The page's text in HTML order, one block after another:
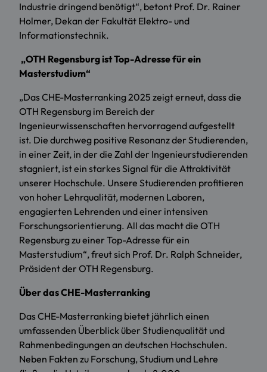
Industrie dringend benötigt“, betont Prof. Dr. Rainer
Holmer, Dekan der Fakultät Elektro- und
Informationstechnik.
„OTH Regensburg ist Top-Adresse für ein
Masterstudium“
„Das CHE-Masterranking 2025 zeigt erneut, dass die
OTH Regensburg im Bereich der
Ingenieurwissenschaften hervorragend aufgestellt
ist. Die durchweg positive Resonanz der Studierenden,
in einer Zeit, in der die Zahl der Ingenieurstudierenden
stagniert, ist ein starkes Signal für die Attraktivität
unserer Hochschule. Unsere Studierenden profitieren
von hoher Lehrqualität, modernen Laboren,
engagierten Lehrenden und einer intensiven
Forschungsorientierung. All das macht die OTH
Regensburg zu einer Top-Adresse für ein
Masterstudium“, freut sich Prof. Dr. Ralph Schneider,
Präsident der OTH Regensburg.
Über das CHE-Masterranking
Das CHE-Masterranking bietet jährlich einen
umfassenden Überblick über Studienqualität und
Rahmenbedingungen an deutschen Hochschulen.
Neben Fakten zu Forschung, Studium und Lehre